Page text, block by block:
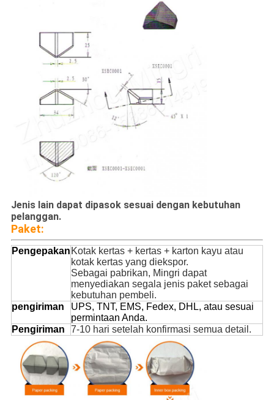
Jenis lain dapat dipasok sesuai dengan kebutuhan
pelanggan.
Paket:
Pengepakan Kotak kertas + kertas + karton kayu atau
kotak kertas yang diekspor.
Sebagai pabrikan, Mingri dapat
menyediakan segala jenis paket sebagai
kebutuhan pembeli.
pengiriman
UPS, TNT, EMS, Fedex, DHL, atau sesuai
permintaan Anda.
Pengiriman
7-10 hari setelah konfirmasi semua detail.